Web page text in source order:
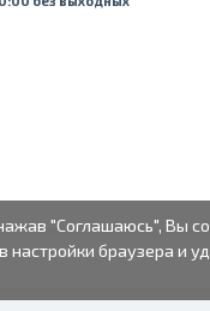
"Соглашаюсь", Вы
настройки браузера и